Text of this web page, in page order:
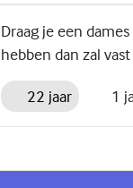
Draag je een
hebben dan zal
22 jaar 1